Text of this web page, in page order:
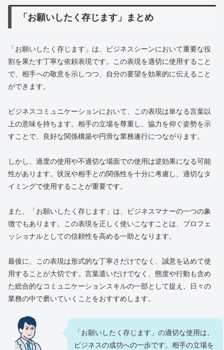
「お願いしたく存じます」まとめ
「お願いしたく存じます」は、ビジネスシーンにおいて重要な役
割を果たす丁寧な依頼表現です。この表現を適切に使用すること
で、相手への敬意を示しつつ、自分の要望を効果的に伝えること
ができます。
ビジネスコミュニケーションにおいて、この表現は単なる言葉以
上の意味を持ちます。相手の立場を尊重し、協力を仰ぐ姿勢を示
すことで、良好な関係構築や円滑な業務遂行につながります。
しかし、過度の使用や不適切な場面での使用は逆効果になる可能
性があります。状況や相手との関係性を十分に考慮し、適切なタ
イミングで使用することが重要です。
また、「お願いしたく存じます」は、ビジネスマナーの一つの象
徴でもあります。この表現を正しく使いこなすことは、プロフェ
ッショナルとしての信頼性を高める一助となります。
最後に、この表現は形式的な丁寧さだけでなく、誠意を込めて使
用することが大切です。言葉遣いだけでなく、態度や行動も含め
た総合的なコミュニケーションスキルの一部として捉え、日々の
業務の中で磨いていくことをおすすめします。
「お願いしたく存じます」の適切な使用は、
ビジネスの成功への一歩です。相手の立場を